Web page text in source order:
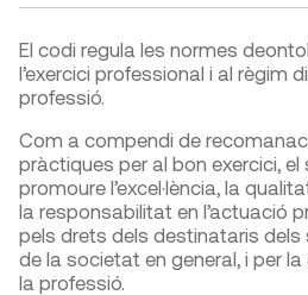
El codi regula les normes
l’exercici professional i al règim
professió.
Com a compendi de
pràctiques per al bon exercici,
promoure l’excel·lència, la
la responsabilitat en l’actuació
pels drets dels destinataris dels
de la societat en general, i per
la professió.